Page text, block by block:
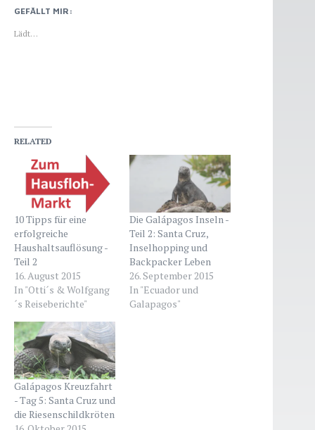
GEFÄLLT MIR:
Lädt…
RELATED
10 Tipps für eine
erfolgreiche
Haushaltsauflösung -
Teil 2
16. August 2015
In "Otti´s & Wolfgang
´s Reiseberichte"
Die Galápagos Inseln -
Teil 2: Santa Cruz,
Inselhopping und
Backpacker Leben
26. September 2015
In "Ecuador und
Galapagos"
Galápagos Kreuzfahrt
- Tag 5: Santa Cruz und
die Riesenschildkröten